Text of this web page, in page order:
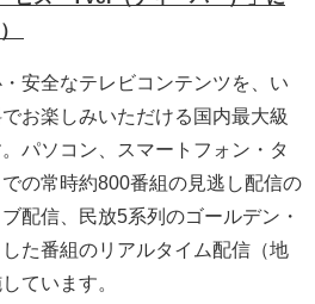
安全なテレビコンテンツを、い
お楽しみいただける国内最大級
パソコン、スマートフォン・タ
の常時約800番組の見逃し配信の
配信、民放5系列のゴールデン・
た番組のリアルタイム配信（地
ています。